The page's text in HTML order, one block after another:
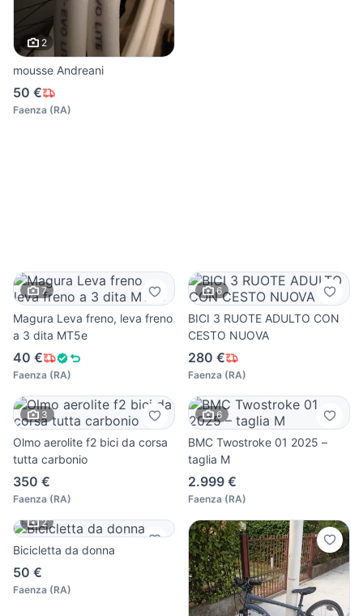
2
mousse Andreani
50 €
Faenza (RA)
7
Magura Leva freno, leva freno
a 3 dita MT5e
40 €
Faenza (RA)
6
BICI 3 RUOTE ADULTO CON
CESTO NUOVA
280 €
Faenza (RA)
3
Olmo aerolite f2 bici da corsa
tutta carbonio
350 €
Faenza (RA)
6
BMC Twostroke 01 2025 –
taglia M
2.999 €
Faenza (RA)
2
Bicicletta da donna
50 €
Faenza (RA)